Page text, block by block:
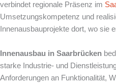
verbindet regionale Präsenz im
Umsetzungskompetenz und
Innenausbauprojekte dort, wo sie
Innenausbau in Saarbrücken
starke Industrie- und
Anforderungen an Funktionalität,